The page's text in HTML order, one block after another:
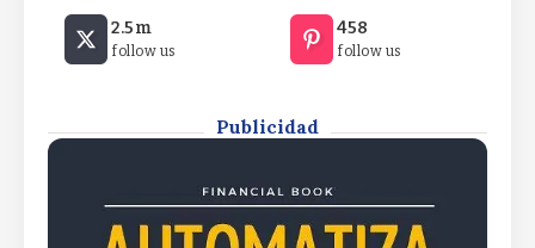
By
¿Fin a la volatilidad? “En la segunda quincena de
agosto tiene que haber una caída”¿Fin a la
volatilidad? “En la segunda quincena de agosto
2.5m
follow us
458
follow us
Publicidad